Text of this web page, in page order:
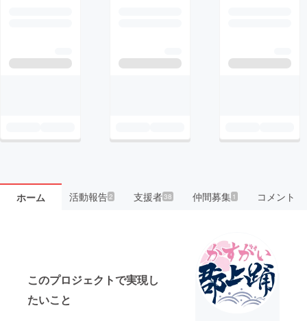
ホーム 活動報告2 支援者38 仲間募集 1 コメント
このプロジェクトで実現し
たいこと